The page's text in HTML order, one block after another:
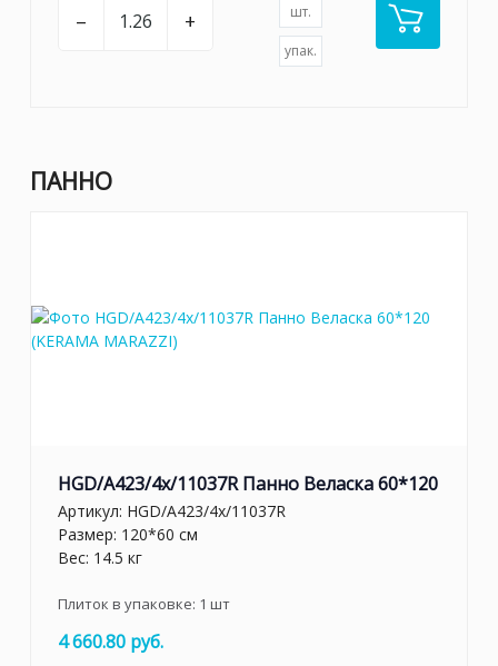
– + шт.
упак.
ПАННО
HGD/A423/4x/11037R Панно Веласка 60*120
Артикул: HGD/A423/4x/11037R
Размер: 120*60 см
Вес: 14.5 кг
Плиток в упаковке: 1 шт
4 660.80 руб.